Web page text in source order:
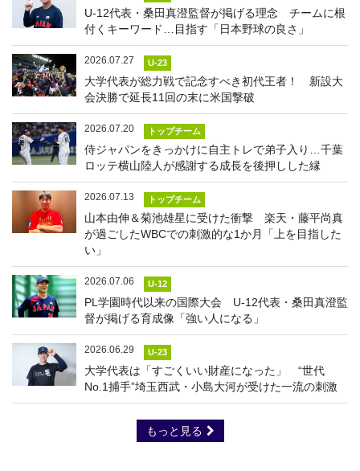
U-12代表・桑田真澄監督が掲げる理念 チームに根
付くキーワード…目指す「日本野球の良さ」
2026.07.27 U-23
大学代表が総力戦で記念すべき初代王者！ 新設大
会決勝で延長11回の末に米国撃破
2026.07.20 トップチーム
侍ジャパンをきっかけに自主トレで弟子入り…千葉
ロッテ横山陸人が感謝する成長を後押しした縁
2026.07.13 トップチーム
山本由伸＆菊池雄星に受けた衝撃 楽天・藤平尚真
が過ごしたWBCでの刺激的な1か月「上を目指した
い」
2026.07.06 U-12
PL学園時代以来の国際大会 U-12代表・桑田真澄監
督が掲げる育成像「強い人になる」
2026.06.29 U-23
大学代表は「すごくいい財産になった」 “世代
No.1捕手”埼玉西武・小島大河が受けた一流の刺激
もっと見る